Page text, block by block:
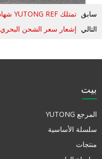
سابق تمتلك YUTONG REF شهادات علي بابا
التالي إشعار سعر الشحن البحري
بيت
المرجع YUTONG
سلسلة الأساسية
منتجات